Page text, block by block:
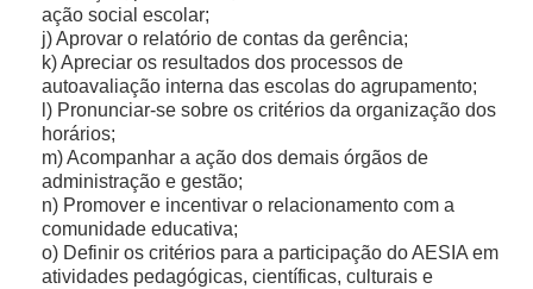
ação social escolar;
Aprovar o relatório de contas da gerência;
Apreciar os resultados dos processos de
autoavaliação interna das escolas do agrupamento;
Pronunciar-se sobre os critérios da organização dos
horários;
Acompanhar a ação dos demais órgãos de
administração e gestão;
Promover e incentivar o relacionamento com a
comunidade educativa;
Definir os critérios para a participação do AESIA em
atividades pedagógicas, científicas, culturais e